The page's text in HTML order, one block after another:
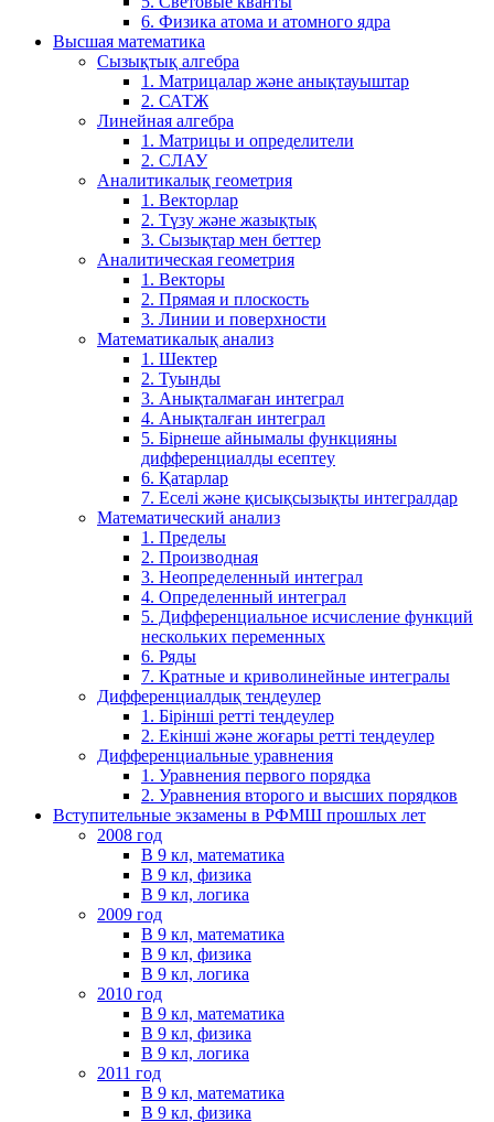
6. Физика атома и атомного ядра
Высшая математика
Сызықтық алгебра
1. Матрицалар және анықтауыштар
2. САТЖ
Линейная алгебра
1. Матрицы и определители
2. СЛАУ
Аналитикалық геометрия
1. Векторлар
2. Түзу және жазықтық
3. Сызықтар мен беттер
Аналитическая геометрия
1. Векторы
2. Прямая и плоскость
3. Линии и поверхности
Математикалық анализ
1. Шектер
2. Туынды
3. Анықталмаған интеграл
4. Анықталған интеграл
5. Бірнеше айнымалы функцияны
дифференциалды есептеу
6. Қатарлар
7. Еселі және қисықсызықты интегралдар
Математический анализ
1. Пределы
2. Производная
3. Неопределенный интеграл
4. Определенный интеграл
5. Дифференциальное исчисление функций
нескольких переменных
6. Ряды
7. Кратные и криволинейные интегралы
Дифференциалдық теңдеулер
1. Бірінші ретті теңдеулер
2. Екінші және жоғары ретті теңдеулер
Дифференциальные уравнения
1. Уравнения первого порядка
2. Уравнения второго и высших порядков
Вступительные экзамены в РФМШ прошлых лет
2008 год
В 9 кл, математика
В 9 кл, физика
В 9 кл, логика
2009 год
В 9 кл, математика
В 9 кл, физика
В 9 кл, логика
2010 год
В 9 кл, математика
В 9 кл, физика
В 9 кл, логика
2011 год
В 9 кл, математика
В 9 кл, физика